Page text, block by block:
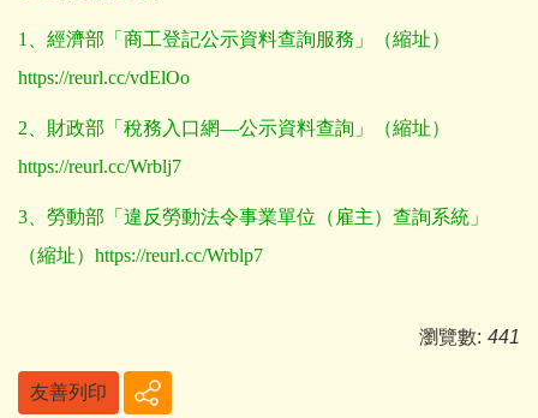
1
、經濟部「商工登記公示資料查詢服務」（縮址）
https://reurl.cc/vdElOo
2 、財政部「稅務入口網—公示資料查詢」（縮址）
https://reurl.cc/Wrblj7
3 、勞動部「違反勞動法令事業單位（雇主）查詢系統」
（縮址） https://reurl.cc/Wrblp7
瀏覽數: 441
友善列印